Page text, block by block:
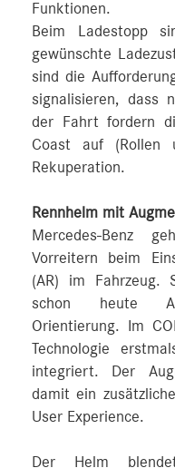
Funktionen.
Beim Ladestopp
gewünschte
sind die
signalisieren, dass
der Fahrt fordern
Coast auf (Rollen
Rekuperation.
Rennhelm mit
Mercedes‑Benz
Vorreitern beim
(AR) im Fahrzeug.
schon heute
Orientierung. Im
Technologie
integriert. Der
damit ein
User Experience.
Der Helm